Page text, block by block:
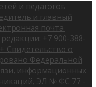
и педагогов
и главный
почта:
+7 900-388-
Свидетельство о
Федеральной
информационных
ЭЛ № ФС 77 -